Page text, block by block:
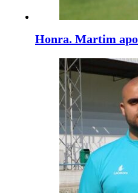
Honra. Martim